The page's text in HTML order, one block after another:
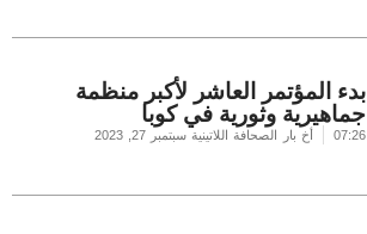
بدء المؤتمر العاشر لأكبر منظمة
جماهيرية وثورية في كوبا
07:26 أخ بار الصحافة اللاتينية سبتمبر 27, 2023